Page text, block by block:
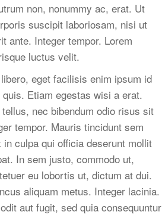
non, nonummy ac, erat. Ut
suscipit laboriosam, nisi ut
ante. Integer tempor. Lorem
luctus velit.
eget facilisis enim ipsum id
Etiam egestas wisi a erat.
nec bibendum odio risus sit
tempor. Mauris tincidunt sem
culpa qui officia deserunt mollit
In sem justo, commodo ut,
eu lobortis ut, dictum at dui.
aliquam metus. Integer lacinia.
aut fugit, sed quia consequuntur